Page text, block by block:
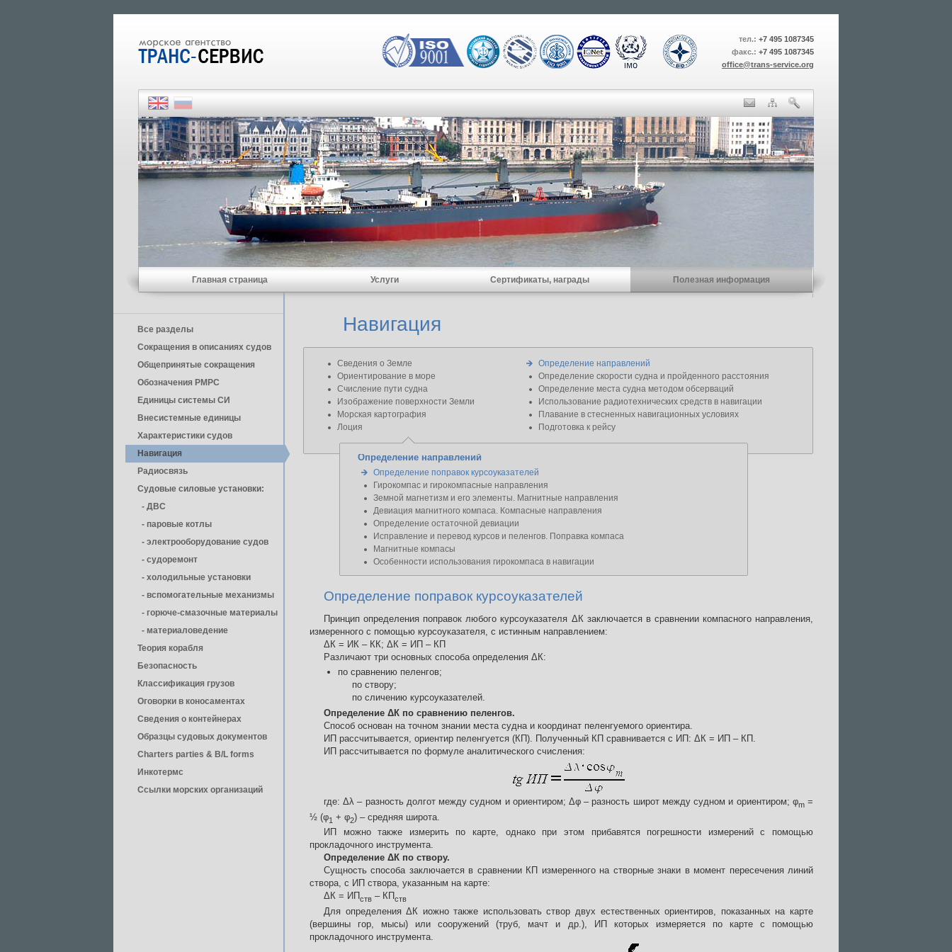
тел.: +7 495 1087345
факс.: +7 495 1087345
office@trans-service.org
Главная страница Услуги Сертификаты, награды Полезная информация
Все разделы
Сокращения в описаниях судов
Общепринятые сокращения
Обозначения РМРС
Единицы cистемы СИ
Внесистемные единицы
Характеристики судов
Навигация
Радиосвязь
Судовые силовые установки:
- ДВС
- паровые котлы
- электрооборудование судов
- cудоремонт
- холодильные установки
- вспомогательные механизмы
- горюче-смазочные материалы
- материаловедение
Теория корабля
Безопасность
Классификация грузов
Оговорки в коносаментах
Сведения о контейнерах
Образцы судовых документов
Charters parties & B/L forms
Инкотермс
Ссылки морских организаций
Навигация
Сведения о Земле
Ориентирование в море
Счисление пути судна
Изображение поверхности Земли
Морская картография
Лоция
Определение направлений
Определение скорости судна и пройденного расстояния
Определение места судна методом обсерваций
Использование радиотехнических средств в навигации
Плавание в стесненных навигационных условиях
Подготовка к рейсу
Определение направлений
Определение поправок курсоуказателей
Гирокомпас и гирокомпасные направления
Земной магнетизм и его элементы. Магнитные направления
Девиация магнитного компаса. Компасные направления
Определение остаточной девиации
Исправление и перевод курсов и пеленгов. Поправка компаса
Магнитные компасы
Особенности использования гирокомпаса в навигации
Определение поправок курсоуказателей
Принцип определения поправок любого курсоуказателя ΔК заключается в сравнении компасного направления,
измеренного с помощью курсоуказателя, с истинным направлением:
ΔК = ИК – КК; ΔК = ИП – КП
Различают три основных способа определения ΔК:
по сравнению пеленгов;
по створу;
по сличению курсоуказателей.
Определение ΔК по сравнению пеленгов.
Способ основан на точном знании места судна и координат пеленгуемого ориентира.
ИП рассчитывается, ориентир пеленгуется (КП). Полученный КП сравнивается с ИП: ΔК = ИП – КП.
ИП рассчитывается по формуле аналитического счисления:
где: Δλ – разность долгот между судном и ориентиром; Δφ – разность широт между судном и ориентиром; φm=
½ (φ1 + φ2) – средняя широта.
ИП можно также измерить по карте, однако при этом прибавятся погрешности измерений с помощью
прокладочного инструмента.
Определение ΔК по створу.
Сущность способа заключается в сравнении КП измеренного на створные знаки в момент пересечения линий
створа, с ИП створа, указанным на карте:
ΔК = ИПств – КПств
Для определения ΔК иожно также использовать створ двух естественных ориентиров, показанных на карте
(вершины гор, мысы) или сооружений (труб, мачт и др.), ИП которых измеряется по карте с помощью
прокладочного инструмента.